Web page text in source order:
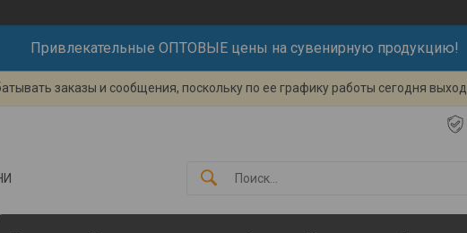
Привлекательные ОПТОВЫЕ цены на сувенирную продукцию!
заказы и сообщения, поскольку по ее графику работы сегодня